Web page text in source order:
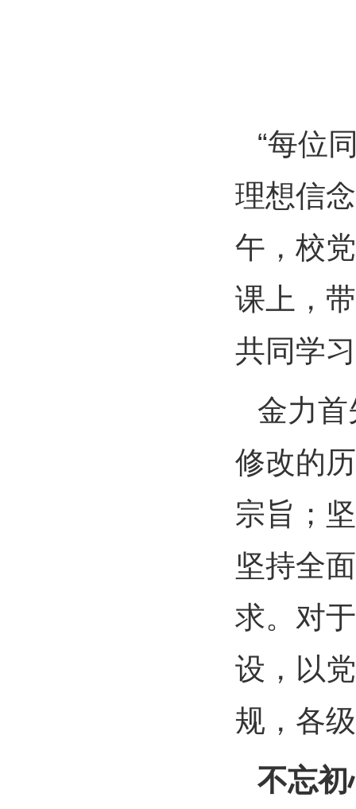
“每位
理想信
午，校
课上，
共同学
金力
修改的
宗旨；
坚持全
求。对
设，以
规，各
不忘